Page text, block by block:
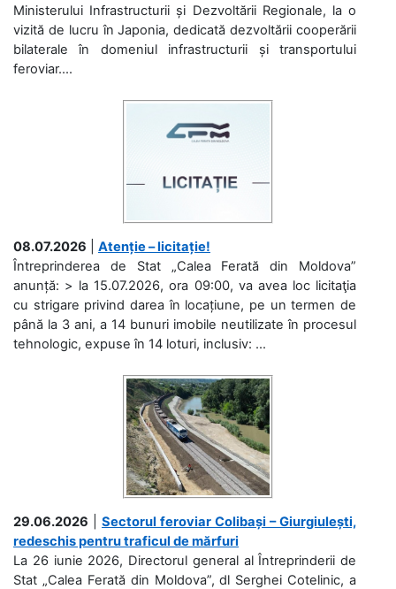
Ministerului Infrastructurii și Dezvoltării Regionale, la o
vizită de lucru în Japonia, dedicată dezvoltării cooperării
bilaterale în domeniul infrastructurii și transportului
feroviar....
08.07.2026
Atenție – licitație!
Întreprinderea de Stat „Calea Ferată din Moldova”
anunță: > la 15.07.2026, ora 09:00, va avea loc licitaţia
cu strigare privind darea în locațiune, pe un termen de
până la 3 ani, a 14 bunuri imobile neutilizate în procesul
tehnologic, expuse în 14 loturi, inclusiv: ...
29.06.2026
Sectorul feroviar Colibași – Giurgiulești,
redeschis pentru traficul de mărfuri
La 26 iunie 2026, Directorul general al Întreprinderii de
Stat „Calea Ferată din Moldova”, dl Serghei Cotelinic, a